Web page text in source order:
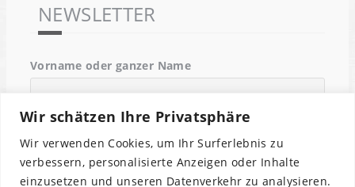
Wir schätzen Ihre Privatsphäre
Wir verwenden Cookies, um Ihr Surferlebnis zu
verbessern, personalisierte Anzeigen oder Inhalte
einzusetzen und unseren Datenverkehr zu analysieren.
NEWSLETTER
Vorname oder ganzer Name
Email